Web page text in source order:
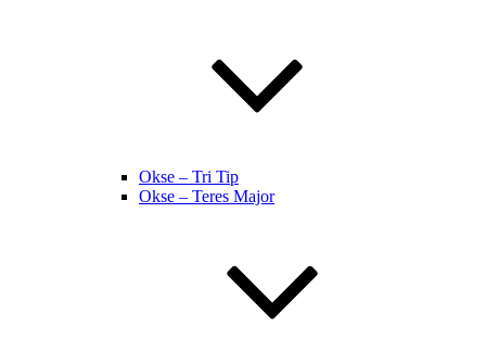
Okse – Tri Tip
Okse – Teres Major